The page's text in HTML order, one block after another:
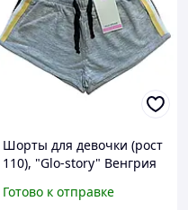
Шорты для девочки (рост
110), "Glo-story" Венгрия
Готово к отправке